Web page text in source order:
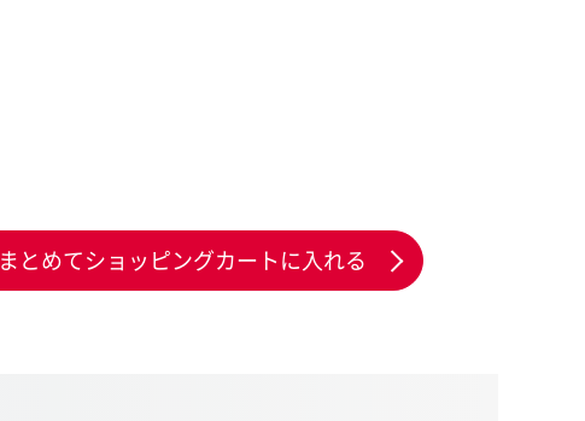
まとめてショッピングカートに入れる